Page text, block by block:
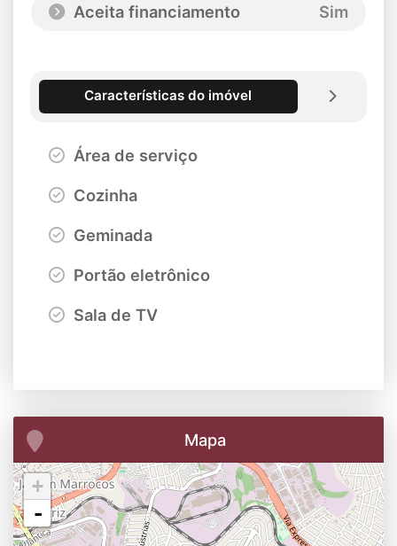
Aceita financiamento
Sim
Características do imóvel
Área de serviço
Cozinha
Geminada
Portão eletrônico
Sala de TV
Mapa
+
-